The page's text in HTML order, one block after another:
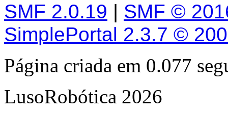
SMF 2.0.19 | SMF ©
SimplePortal 2.3.7 ©
Página criada em 0.077
LusoRobótica 2026